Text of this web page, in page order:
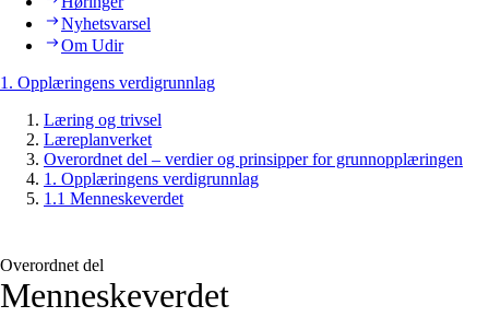
Nyhetsvarsel
Om Udir
1. Opplæringens verdigrunnlag
Læring og trivsel
Læreplanverket
Overordnet del – verdier og prinsipper for grunnopplæringen
1. Opplæringens verdigrunnlag
1.1 Menneskeverdet
Overordnet del
Menneskeverdet